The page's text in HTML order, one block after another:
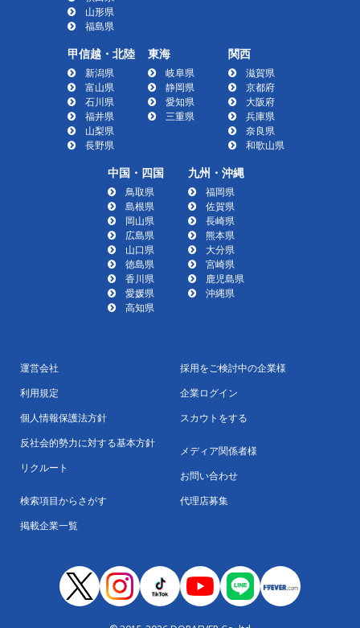
山形県
福島県
甲信越・北陸
新潟県
富山県
石川県
福井県
山梨県
長野県
東海
岐阜県
静岡県
愛知県
三重県
関西
滋賀県
京都府
大阪府
兵庫県
奈良県
和歌山県
中国・四国
鳥取県
島根県
岡山県
広島県
山口県
徳島県
香川県
愛媛県
高知県
九州・沖縄
福岡県
佐賀県
長崎県
熊本県
大分県
宮崎県
鹿児島県
沖縄県
運営会社
利用規定
個人情報保護法方針
反社会的勢力に対する基本方針
リクルート
検索項目からさがす
掲載企業一覧
採用をご検討中の企業様
企業ログイン
スカウトをする
メディア関係者様
お問い合わせ
代理店募集